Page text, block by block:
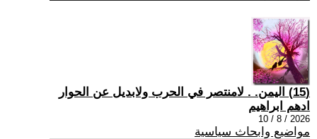
(15) اليمن. . لامنتصر في الحرب ولابديل عن الحوار
ادهم ابراهيم
2026 / 8 / 10
مواضيع وابحاث سياسية